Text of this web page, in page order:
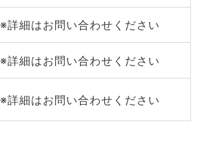
※詳細はお問い合わせください
※詳細はお問い合わせください
※詳細はお問い合わせください